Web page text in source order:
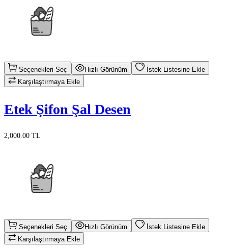
Seçenekleri Seç Hızlı Görünüm
İstek Listesine Ekle
Karşılaştırmaya Ekle
Etek Şifon Şal Desen
2,000.00 TL
Seçenekleri Seç Hızlı Görünüm
İstek Listesine Ekle
Karşılaştırmaya Ekle